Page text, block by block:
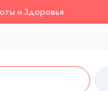
и Здоровья